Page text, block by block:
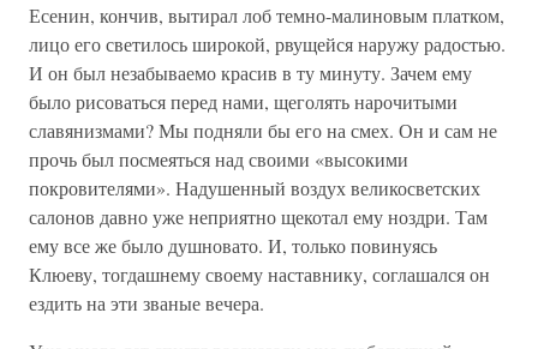
Есенин, кончив, вытирал лоб темно-малиновым платком,
лицо его светилось широкой, рвущейся наружу радостью.
И он был незабываемо красив в ту минуту. Зачем ему
было рисоваться перед нами, щеголять нарочитыми
славянизмами? Мы подняли бы его на смех. Он и сам не
прочь был посмеяться над своими «высокими
покровителями». Надушенный воздух великосветских
салонов давно уже неприятно щекотал ему ноздри. Там
ему все же было душновато. И, только повинуясь
Клюеву, тогдашнему своему наставнику, соглашался он
ездить на эти званые вечера.